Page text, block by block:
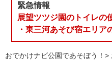
緊急情報
展望ツツジ園のトイレの
・東三河あそび宿エリア
おでかけナビ公園であそぼう！